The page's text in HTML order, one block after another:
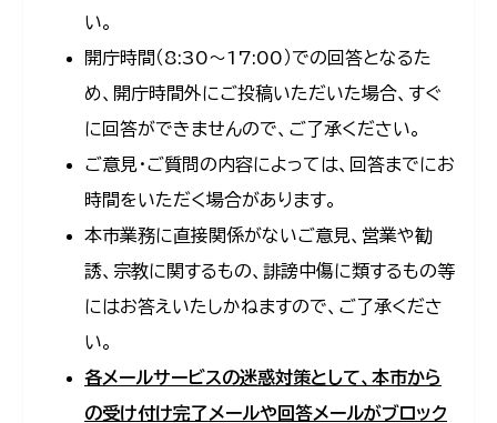
い。
開庁時間（8:30〜17:00）での回答となるた
め、開庁時間外にご投稿いただいた場合、すぐ
に回答ができませんので、ご了承ください。
ご意見・ご質問の内容によっては、回答までにお
時間をいただく場合があります。
本市業務に直接関係がないご意見、営業や勧
誘、宗教に関するもの、誹謗中傷に類するもの等
にはお答えいたしかねますので、ご了承くださ
い。
各メールサービスの迷惑対策として、本市から
の受け付け完了メールや回答メールがブロック